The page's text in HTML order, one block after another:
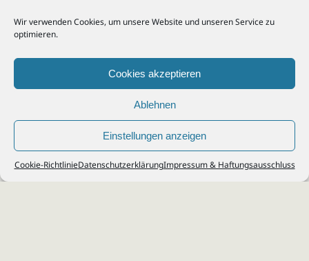
Wir verwenden Cookies, um unsere Website und unseren Service zu
optimieren.
Cookies akzeptieren
Ablehnen
Einstellungen anzeigen
Cookie-RichtlinieDatenschutzerklärungImpressum & Haftungsausschluss
© 2026Steuerberater Kempf, Köln - Steuerberatung Poll, Porz, Deutz, Mülheim,